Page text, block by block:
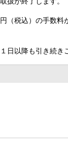
（税込）の手数
日以降も引き続き